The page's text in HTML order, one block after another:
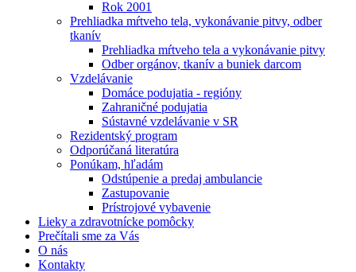
Rok 2001
Prehliadka mŕtveho tela, vykonávanie pitvy, odber
tkanív
Prehliadka mŕtveho tela a vykonávanie pitvy
Odber orgánov, tkanív a buniek darcom
Vzdelávanie
Domáce podujatia - regióny
Zahraničné podujatia
Sústavné vzdelávanie v SR
Rezidentský program
Odporúčaná literatúra
Ponúkam, hľadám
Odstúpenie a predaj ambulancie
Zastupovanie
Prístrojové vybavenie
Lieky a zdravotnícke pomôcky
Prečítali sme za Vás
O nás
Kontakty